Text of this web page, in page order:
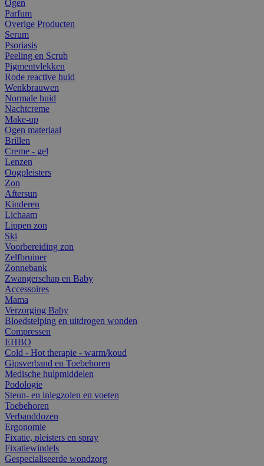
Ogen
Parfum
Overige Producten
Serum
Psoriasis
Peeling en Scrub
Pigmentvlekken
Rode reactive huid
Wenkbrauwen
Normale huid
Nachtcreme
Make-up
Ogen materiaal
Brillen
Creme - gel
Lenzen
Oogpleisters
Zon
Aftersun
Kinderen
Lichaam
Lippen zon
Ski
Voorbereiding zon
Zelfbruiner
Zonnebank
Zwangerschap en Baby
Accessoires
Mama
Verzorging Baby
Bloedstelping en uitdrogen wonden
Compressen
EHBO
Cold - Hot therapie - warm/koud
Gipsverband en Toebehoren
Medische hulpmiddelen
Podologie
Steun- en inlegzolen en voeten
Toebehoren
Verbanddozen
Ergonomie
Fixatie, pleisters en spray
Fixatiewindels
Gespecialiseerde wondzorg